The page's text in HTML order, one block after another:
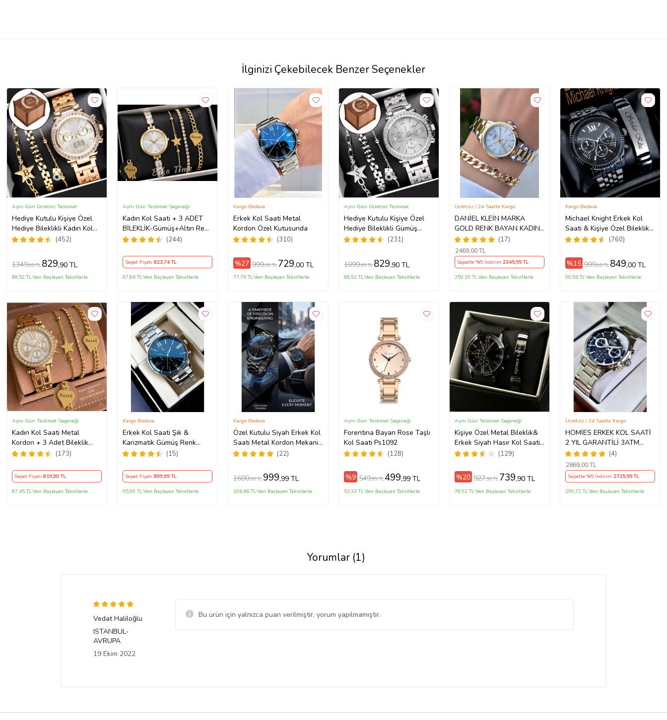
İlginizi Çekebilecek Benzer Seçenekler
Hediye Kutulu Kişiye Özel
Hediye Bileklikli Kadın Kol
Saati Özel Kutusunda (Gold)
(452)
Aynı Gün Ücretsiz Teslimat
1349,00 TL 829,90 TL
88,52 TL'den Başlayan Taksitlerle
Kadın Kol Saati + 3 ADET
BİLEKLİK-Gümüş+Altın Renk
Seçeneği ayarlanabilir
BİLEKLİK HEDİYE Altın Renk
- Kız Arkadaşa hediye (Altın)
(244)
Aynı Gün Teslimat Seçeneği
Sepet Fiyatı 823,74 TL
87,86 TL'den Başlayan Taksitlerle
Erkek Kol Saati Metal
Kordon Özel Kutusunda
(310)
Kargo Bedava
%27 999,00 TL 729,00 TL
77,76 TL'den Başlayan Taksitlerle
Hediye Kutulu Kişiye Özel
Hediye Bileklikli Gümüş
Kadın Kol Saati Özel
(231)
Aynı Gün Ücretsiz Teslimat
1099,90 TL 829,90 TL
88,52 TL'den Başlayan Taksitlerle
DANİEL KLEİN MARKA
GOLD RENK BAYAN KADIN
SAAT AKSESUAR BİLEKLİK
HEDİYELİ
(17)
Ücretsiz / 24 Saatte Kargo
2469,00 TL
Sepette %5 İndirim2345,55 TL
250,19 TL'den Başlayan Taksitlerle
Michael Knight Erkek Kol
Saati & Kişiye Özel Bileklik
Hediye Seti Mk(760)
Kargo Bedava
%15 999,00 TL 849,00 TL
90,56 TL'den Başlayan Taksitlerle
Kadın Kol Saati Metal
Kordon + 3 Adet Bileklik
Kişiye Özel Hediye Kadına
(173)
Aynı Gün Teslimat Seçeneği
Sepet Fiyatı 819,90 TL
87,45 TL'den Başlayan Taksitlerle
Erkek Kol Saati Şık &
Karizmatik Gümüş Renk
Metal Kordonlu(15)
Kargo Bedava
Sepet Fiyatı 899,99 TL
95,99 TL'den Başlayan Taksitlerle
Özel Kutulu Siyah Erkek Kol
Saati Metal Kordon Mekanik
Motor Garantili Hediye Kart
(22)
Kargo Bedava
1600,00 TL 999,99 TL
106,66 TL'den Başlayan Taksitlerle
Forentina Bayan Rose Taşlı
Kol Saati Ps1092
(128)
Aynı Gün Teslimat Seçeneği
%9 549,99 TL499,99 TL
53,33 TL'den Başlayan Taksitlerle
Kişiye Özel Metal Bileklik&
Erkek Siyah Hasır Kol Saati
Hediye Seti
(129)
Aynı Gün Teslimat Seçeneği
%20 927,30 TL 739,90 TL
78,92 TL'den Başlayan Taksitlerle
HOMİES ERKEK KOL SAATİ
2 YIL GARANTİLİ 3ATM
SUYA DAYANIKLI ORİJİNAL
(Gümüş)
(4)
Ücretsiz / 24 Saatte Kargo
2869,00 TL
Sepette %5 İndirim2725,55 TL
290,72 TL'den Başlayan Taksitlerle
Yorumlar (1)
Vedat Haliloğlu
ISTANBUL-
AVRUPA
19 Ekim 2022
Bu ürün için yalnızca puan verilmiştir, yorum yapılmamıştır.